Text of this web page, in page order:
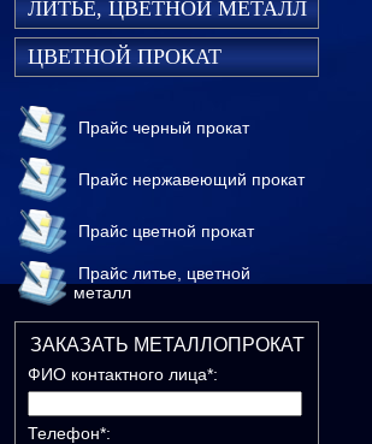
ЛИТЬЕ, ЦВЕТНОЙ МЕТАЛЛ
ЦВЕТНОЙ ПРОКАТ
Прайс черный прокат
Прайс нержавеющий прокат
Прайс цветной прокат
Прайс литье, цветной
металл
ЗАКАЗАТЬ МЕТАЛЛОПРОКАТ
ФИО контактного лица*:
Телефон*: